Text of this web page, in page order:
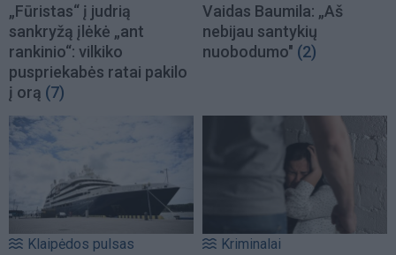
„Fūristas“ į judrią
sankryžą įlėkė „ant
rankinio“: vilkiko
puspriekabės ratai pakilo
į orą (7)
Vaidas Baumila: „Aš
nebijau santykių
nuobodumo" (2)
Klaipėdos pulsas Kriminalai